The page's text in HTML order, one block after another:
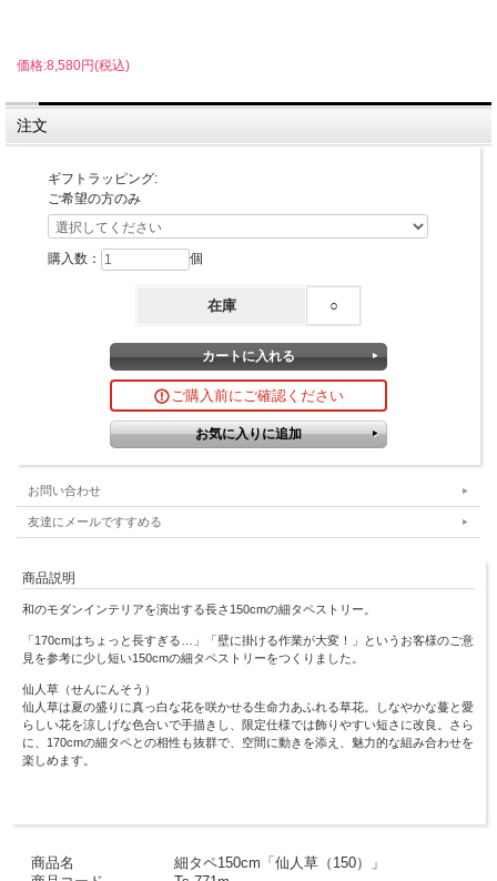
価格:8,580円(税込)
注文
ギフトラッピング:
ご希望の方のみ
購入数： 個
在庫 ○
ご購入前にご確認ください
お問い合わせ
友達にメールですすめる
商品説明
和のモダンインテリアを演出する長さ150cmの細タペストリー。
「170cmはちょっと長すぎる…」「壁に掛ける作業が大変！」というお客様のご意
見を参考に少し短い150cmの細タペストリーをつくりました。
仙人草（せんにんそう）
仙人草は夏の盛りに真っ白な花を咲かせる生命力あふれる草花。しなやかな蔓と愛
らしい花を涼しげな色合いで手描きし、限定仕様では飾りやすい短さに改良。さら
に、170cmの細タペとの相性も抜群で、空間に動きを添え、魅力的な組み合わせを
楽しめます。
商品名
細タペ150cm「仙人草（150）」